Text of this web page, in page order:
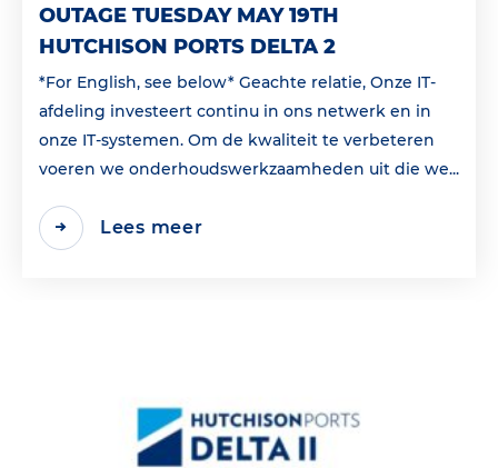
OUTAGE TUESDAY MAY 19TH
HUTCHISON PORTS DELTA 2
*For English, see below* Geachte relatie, Onze IT-
afdeling investeert continu in ons netwerk en in
onze IT-systemen. Om de kwaliteit te verbeteren
voeren we onderhoudswerkzaamheden uit die we...
Lees meer